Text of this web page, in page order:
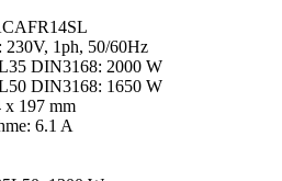
230V, 1ph, 50/60Hz
DIN3168: 2000 W
DIN3168: 1650 W
197 mm
6.1 A